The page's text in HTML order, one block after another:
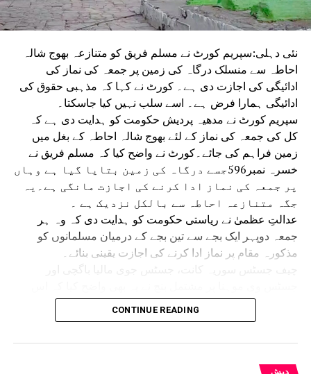
نئی دہلی:سپریم کورٹ نے مسلم فریق کو متنازعہ بھوج شالہ
احاطہ سے منسلک درگاہ کی زمین پر جمعہ کی نماز کی
ادائیگی کی اجازت دی ہے۔ کورٹ نے کہا کہ مذہبی حقوق کی
ادائیگی ہمارا فرض ہے۔ اسے سلب نہیں کیا جاسکتا۔
سپریم کورٹ نے مدھیہ پردیش حکومت کو ہدایت دی ہے کہ
کل کی جمعہ کی نماز کے لئے بھوج شالہ احاطہ کے بغل میں
زمین فراہم کی جائے۔کورٹ نے واضح کیا کہ مسلم فریق نے
خسرہ نمبر596جسے درگاہ کی زمین بتایا گیا ہے وہاں
پر جمعہ کی نماز ادا کرنے کی اجازت مانگی ہے۔یہ
جگہ متنازعہ احاطہ سے بالکل نزدیک ہے ۔
عدالتِ عظمیٰ نے ریاستی حکومت کو ہدایت دی کہ وہ ہر
جمعہ دوپہر ایک بجے سے تین بجے کے درمیان مسلمانوں کو
مذکورہ مقام پر نماز ادا کرنے کی اجازت یقینی بنائے۔
حکم سے ریاستی حکومت اور مسلم فریق باہمی رضامندی سے
جمعہ کی نماز کے لیے کسی متبادل مقام پر غور کرنے سے
دوپہر ایک بجے سے تین بجے کے درمیان نماز کے لیے متنازع مقام
CONTINUE READING
دیش